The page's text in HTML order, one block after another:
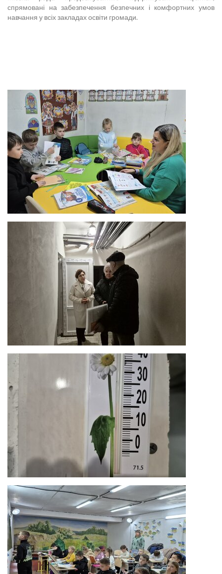
спрямовані на забезпечення безпечних і комфортних умов
навчання у всіх закладах освіти громади.